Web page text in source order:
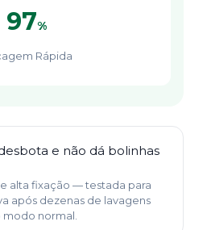
97%
Rápida
e não dá bolinhas
alta fixação — testada para
após dezenas de lavagens
modo normal.